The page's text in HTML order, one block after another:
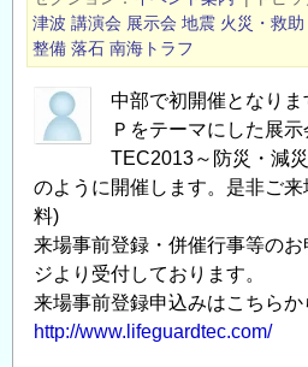
ネ
ジ
ン
ト
ミ
ナ
ー
「熊
本
地
津波 講演会 展示会 地震 火災・救助
整備 落石 南海トラフ
中部で初開催となり
Ｐをテーマにした展
TEC2013～防災・減
のように開催します。是非ご
料)
来場事前登録・併催行事等の
ジより受付しております。
来場事前登録申込みはこちら
http://www.lifeguardtec.com/